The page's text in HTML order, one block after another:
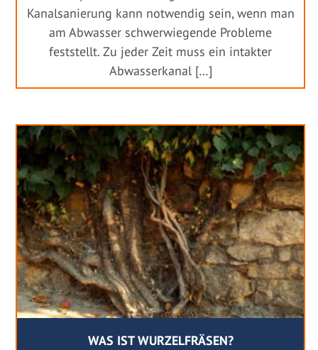
Kanalsanierung kann notwendig sein, wenn man
am Abwasser schwerwiegende Probleme
feststellt. Zu jeder Zeit muss ein intakter
Abwasserkanal […]
WAS IST WURZELFRÄSEN?